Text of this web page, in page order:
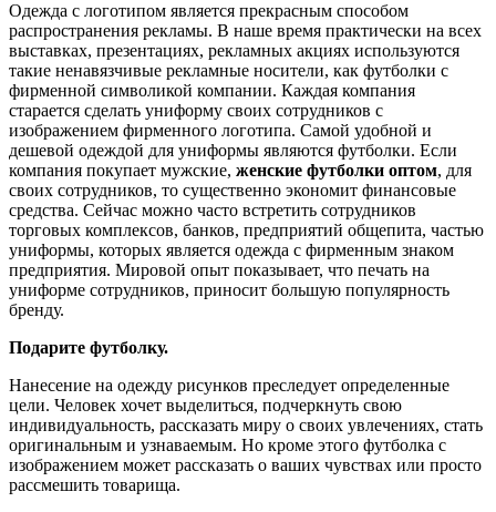
Одежда с логотипом является прекрасным способом
распространения рекламы. В наше время практически на всех
выставках, презентациях, рекламных акциях используются
такие ненавязчивые рекламные носители, как футболки с
фирменной символикой компании. Каждая компания
старается сделать униформу своих сотрудников с
изображением фирменного логотипа. Самой удобной и
дешевой одеждой для униформы являются футболки. Если
компания покупает мужские, женские футболки оптом, для
своих сотрудников, то существенно экономит финансовые
средства. Сейчас можно часто встретить сотрудников
торговых комплексов, банков, предприятий общепита, частью
униформы, которых является одежда с фирменным знаком
предприятия. Мировой опыт показывает, что печать на
униформе сотрудников, приносит большую популярность
бренду.
Подарите футболку.
Нанесение на одежду рисунков преследует определенные
цели. Человек хочет выделиться, подчеркнуть свою
индивидуальность, рассказать миру о своих увлечениях, стать
оригинальным и узнаваемым. Но кроме этого футболка с
изображением может рассказать о ваших чувствах или просто
рассмешить товарища.